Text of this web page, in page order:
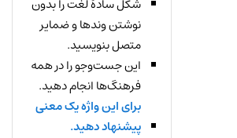
شکل سادهٔ لغت را بدون
نوشتن وندها و ضمایر
متصل بنویسید.
این جست‌وجو را در همه
فرهنگ‌ها انجام دهید.
برای این واژه یک معنی
پیشنهاد دهید.